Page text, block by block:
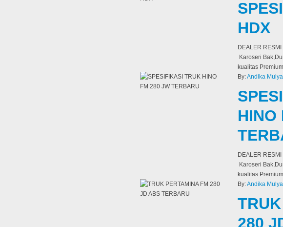
HDX
DEALER
Karoseri
kualitas
By:Andika Mulya
HINO
DEALER
Karoseri
kualitas
By:Andika Mulya
280